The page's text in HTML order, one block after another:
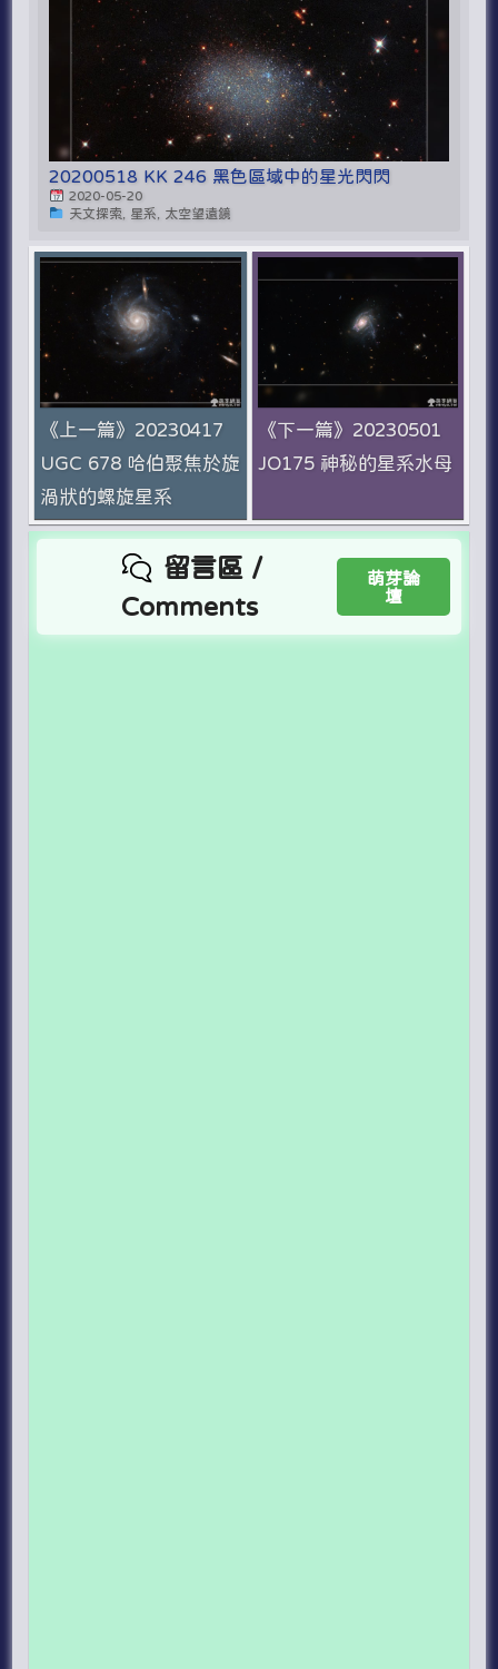
20200518 KK 246 黑色區域中的星光閃閃
2020-05-20
天文探索, 星系, 太空望遠鏡
《上一篇》20230417
UGC 678 哈伯聚焦於旋
渦狀的螺旋星系
《下一篇》20230501
JO175 神秘的星系水母
留言區 /
Comments
萌芽論
壇